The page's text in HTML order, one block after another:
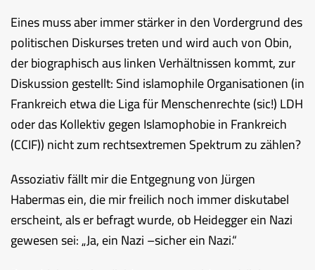
Eines muss aber immer stärker in den Vordergrund des
politischen Diskurses treten und wird auch von Obin,
der biographisch aus linken Verhältnissen kommt, zur
Diskussion gestellt: Sind islamophile Organisationen (in
Frankreich etwa die Liga für Menschenrechte (sic!) LDH
oder das Kollektiv gegen Islamophobie in Frankreich
(CCIF)) nicht zum rechtsextremen Spektrum zu zählen?
Assoziativ fällt mir die Entgegnung von Jürgen
Habermas ein, die mir freilich noch immer diskutabel
erscheint, als er befragt wurde, ob Heidegger ein Nazi
gewesen sei: „Ja, ein Nazi –sicher ein Nazi.“